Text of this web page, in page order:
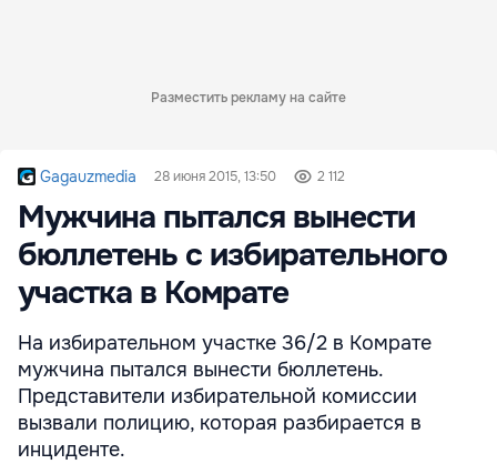
Разместить рекламу на сайте
Gagauzmedia 28 июня 2015, 13:50 2 112
Мужчина пытался вынести
бюллетень с избирательного
участка в Комрате
На избирательном участке 36/2 в Комрате
мужчина пытался вынести бюллетень.
Представители избирательной комиссии
вызвали полицию, которая разбирается в
инциденте.